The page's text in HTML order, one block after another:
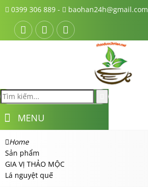
0399 306 889 - baohan24h@gmail.com
MENU
Home
Sản phẩm
GIA VỊ THẢO MỘC
Lá nguyệt quế